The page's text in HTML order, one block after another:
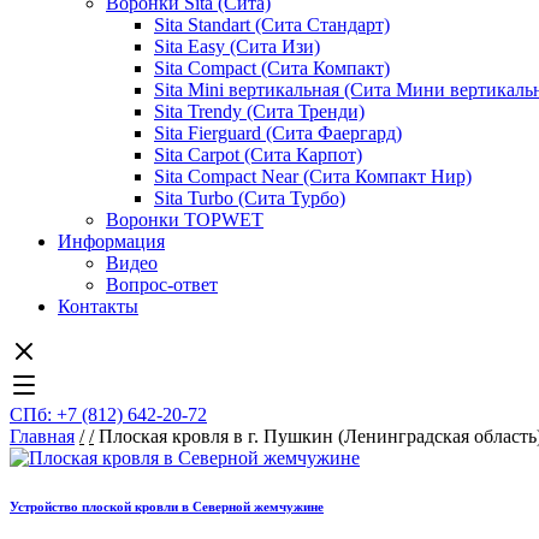
Sita Standart (Сита Стандарт)
Sita Easy (Сита Изи)
Sita Compact (Сита Компакт)
Sita Mini вертикальная (Сита Мини
Sita Trendy (Сита Тренди)
Sita Fierguard (Сита Фаергард)
Sita Carpot (Сита Карпот)
Sita Compact Near (Сита Компакт Нир)
Sita Turbo (Сита Турбо)
Воронки TOPWET
Информация
Видео
Вопрос-ответ
Контакты
СПб: +7 (812) 642-20-72
Главная / /Плоская кровля в г. Пушкин (Ленинградская
Устройство плоской кровли в Северной жемчужине